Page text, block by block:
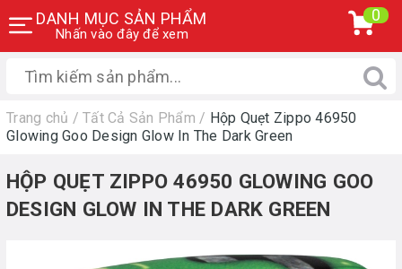
DANH MỤC SẢN PHẨM
Nhấn vào đây để xem
0
Trang chủ / Tất Cả Sản Phẩm / Hộp Quẹt Zippo 46950
Glowing Goo Design Glow In The Dark Green
HỘP QUẸT ZIPPO 46950 GLOWING GOO
DESIGN GLOW IN THE DARK GREEN